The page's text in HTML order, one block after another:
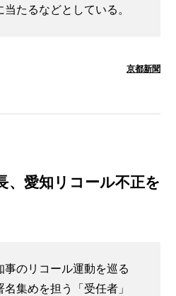
たるなどとしている。
京都新聞
、愛知リコール不正を
のリコール運動を巡る
集めを担う「受任者」